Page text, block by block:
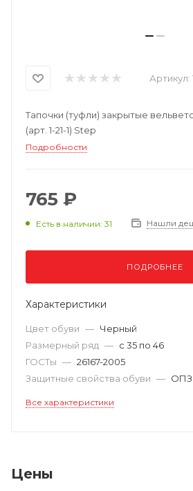
Артикул:
Тапочки (туфли) закрытые
(арт. 1-21-1) Step
Подробности
765 ₽
Есть в наличии: 31 Нашли
ПОДРОБНЕЕ
Характеристики
Цвет обуви — Черный
Размерный ряд — с 35 по 46
ГОСТы — 26167-2005
Защитные свойства обуви — ОПЗ
Все характеристики
Цены